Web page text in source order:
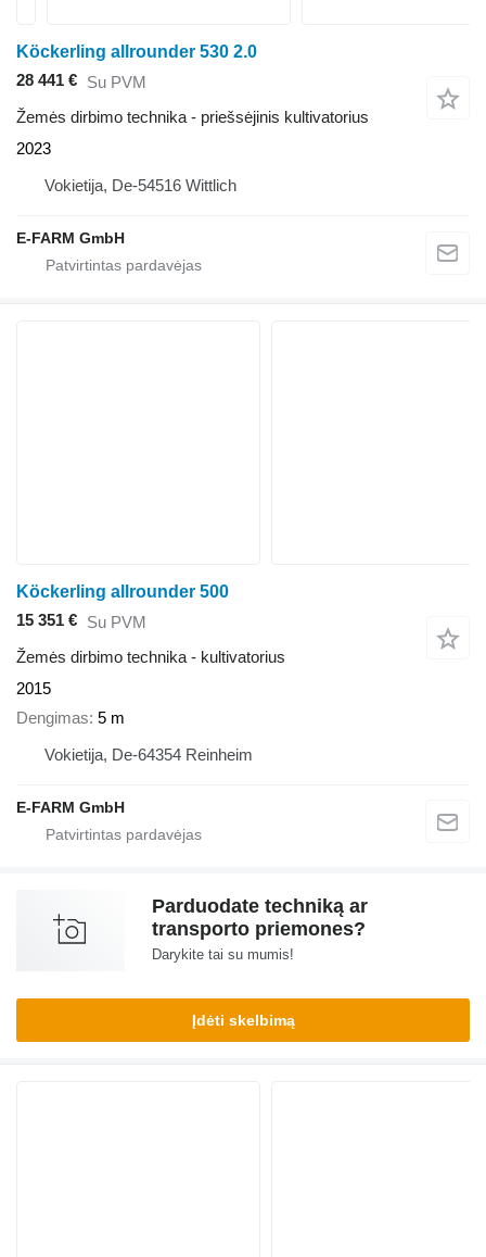
Köckerling allrounder 530 2.0
28 441 € Su PVM
Žemės dirbimo technika - priešsėjinis kultivatorius
2023
Vokietija, De-54516 Wittlich
E-FARM GmbH
Köckerling allrounder 500
15 351 € Su PVM
Žemės dirbimo technika - kultivatorius
2015
Dengimas 5 m
Vokietija, De-64354 Reinheim
E-FARM GmbH
Parduodate techniką ar
transporto priemones?
Darykite tai su mumis!
Įdėti skelbimą